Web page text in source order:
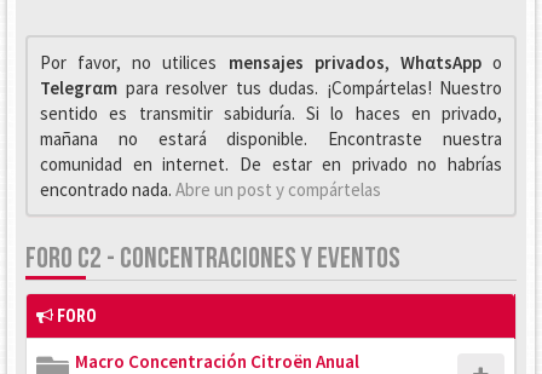
Por favor, no utilices mensajes privados, WhαtsAppo
Telegrαm para resolver tus dudas. ¡Compártelas! Nuestro
sentido es transmitir sabiduría. Si lo haces en privado,
mañana no estará disponible. Encontraste nuestra
comunidad en internet. De estar en privado no habrías
encontrado nada. Abre un post y compártelas
FORO C2 - CONCENTRACIONES Y EVENTOS
FORO
Macro Concentración Citroën Anual